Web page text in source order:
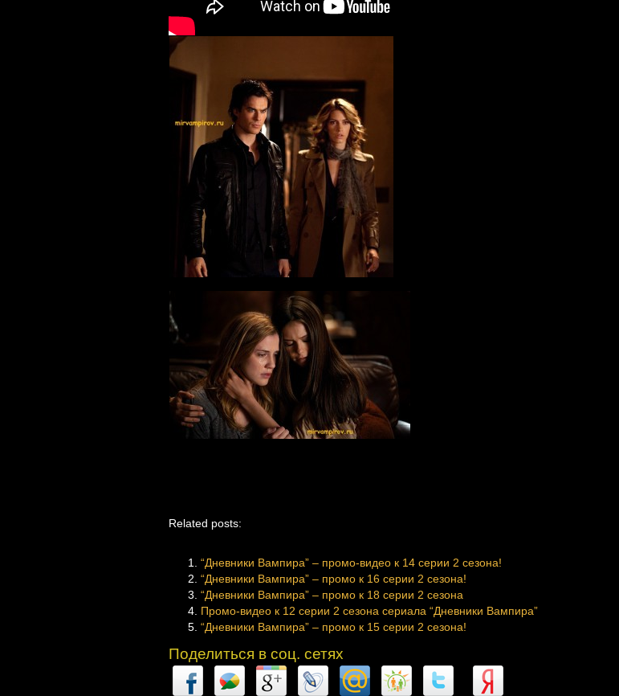
Related posts:
“Дневники Вампира” – промо-видео к 14 серии 2 сезона!
“Дневники Вампира” – промо к 16 серии 2 сезона!
“Дневники Вампира” – промо к 18 серии 2 сезона
Промо-видео к 12 серии 2 сезона сериала “Дневники Вампира”
“Дневники Вампира” – промо к 15 серии 2 сезона!
Поделиться в соц. сетях